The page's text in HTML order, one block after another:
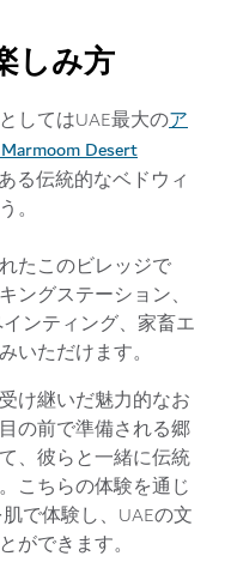
しみ方
してはUAE最大のア
Desert
る伝統的なベドウィ
。
たこのビレッジで
ングステーション、
ンティング、家畜エ
いただけます。
け継いだ魅力的なお
の前で準備される郷
、彼らと一緒に伝統
こちらの体験を通じ
で体験し、UAEの文
ができます。